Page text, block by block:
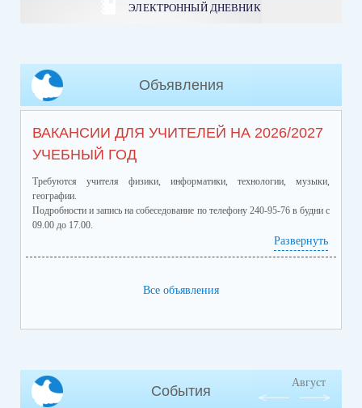
ЭЛЕКТРОННЫЙ ДНЕВНИК
Объявления
ВАКАНСИИ ДЛЯ УЧИТЕЛЕЙ НА 2026/2027
УЧЕБНЫЙ ГОД
Требуются учителя физики, информатики, технологии, музыки,
географии.
Подробности и запись на собеседование по телефону 240-95-76 в будни с
09.00 до 17.00.
Развернуть
Все объявления
События
Август